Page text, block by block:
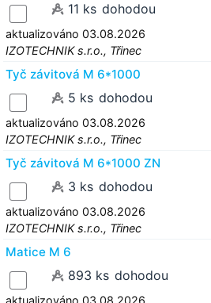
11 ks dohodou
aktualizováno 03.08.2026
IZOTECHNIK s.r.o., Třinec
Tyč závitová M 6*1000
5 ks dohodou
aktualizováno 03.08.2026
IZOTECHNIK s.r.o., Třinec
Tyč závitová M 6*1000 ZN
3 ks dohodou
aktualizováno 03.08.2026
IZOTECHNIK s.r.o., Třinec
Matice M 6
893 ks dohodou
aktualizováno 03.08.2026